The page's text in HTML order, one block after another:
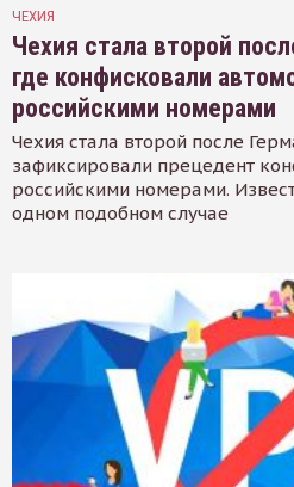
ЧЕХИЯ
Чехия стала второй
где конфисковали
российскими номерами
Чехия стала второй после
зафиксировали прецедент
российскими номерами.
одном подобном случае